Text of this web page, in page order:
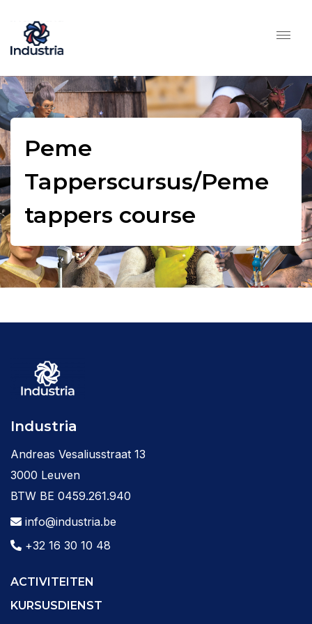
Peme
Tapperscursus/Peme
tappers course
Industria
Andreas Vesaliusstraat 13
3000 Leuven
BTW BE 0459.261.940
info@industria.be
+32 16 30 10 48
ACTIVITEITEN
KURSUSDIENST